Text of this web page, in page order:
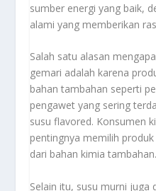
sumber energi yang baik,
alami yang memberikan
Salah satu alasan
gemari adalah karena
bahan tambahan seperti
pengawet yang sering
susu flavored. Konsumen
pentingnya memilih
dari bahan kimia tambahan.
Selain itu, susu murni